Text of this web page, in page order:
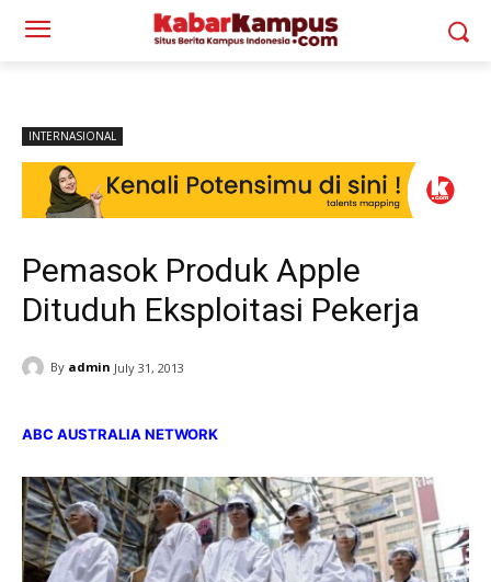
INTERNASIONAL
Pemasok Produk Apple
Dituduh Eksploitasi Pekerja
By admin July 31, 2013
ABC AUSTRALIA NETWORK